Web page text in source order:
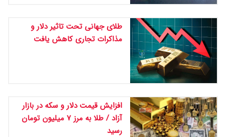
طلای جهانی تحت تاثیر دلار و
مذاکرات تجاری کاهش یافت
افزایش قیمت دلار و سکه در بازار
آزاد / طلا به مرز ۷ میلیون تومان
رسید